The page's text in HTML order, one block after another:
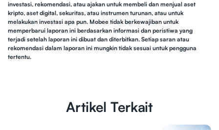
investasi, rekomendasi, atau ajakan untuk membeli dan menjual aset
kripto, aset digital, sekuritas, atau instrumen turunan, atau untuk
melakukan investasi apa pun. Mobee tidak berkewajiban untuk
memperbarui laporan ini berdasarkan informasi dan peristiwa yang
terjadi setelah laporan ini dibuat dan diterbitkan. Setiap saran atau
rekomendasi dalam laporan ini mungkin tidak sesuai untuk pengguna
tertentu.
Artikel Terkait